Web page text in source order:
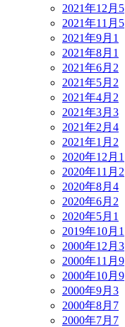
2021年12月 5
2021年11月 5
2021年9月 1
2021年8月 1
2021年6月 2
2021年5月 2
2021年4月 2
2021年3月 3
2021年2月 4
2021年1月 2
2020年12月 1
2020年11月 2
2020年8月 4
2020年6月 2
2020年5月 1
2019年10月 1
2000年12月 3
2000年11月 9
2000年10月 9
2000年9月 3
2000年8月 7
2000年7月 7